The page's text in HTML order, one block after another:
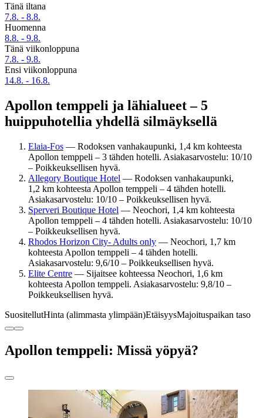
Tänä iltana
7.8. - 8.8.
Huomenna
8.8. - 9.8.
Tänä viikonloppuna
7.8. - 9.8.
Ensi viikonloppuna
14.8. - 16.8.
Apollon temppeli ja lähialueet – 5
huippuhotellia yhdellä silmäyksellä
Elaia-Fos — Rodoksen vanhakaupunki, 1,4 km kohteesta
Apollon temppeli – 3 tähden hotelli. Asiakasarvostelu: 10/10
– Poikkeuksellisen hyvä.
Allegory Boutique Hotel — Rodoksen vanhakaupunki,
1,2 km kohteesta Apollon temppeli – 4 tähden hotelli.
Asiakasarvostelu: 10/10 – Poikkeuksellisen hyvä.
Sperveri Boutique Hotel — Neochori, 1,4 km kohteesta
Apollon temppeli – 4 tähden hotelli. Asiakasarvostelu: 10/10
– Poikkeuksellisen hyvä.
Rhodos Horizon City- Adults only — Neochori, 1,7 km
kohteesta Apollon temppeli – 4 tähden hotelli.
Asiakasarvostelu: 9,6/10 – Poikkeuksellisen hyvä.
Elite Centre — Sijaitsee kohteessa Neochori, 1,6 km
kohteesta Apollon temppeli. Asiakasarvostelu: 9,8/10 –
Poikkeuksellisen hyvä.
SuositellutHinta (alimmasta ylimpään)EtäisyysMajoituspaikan taso
Apollon temppeli: Missä yöpyä?